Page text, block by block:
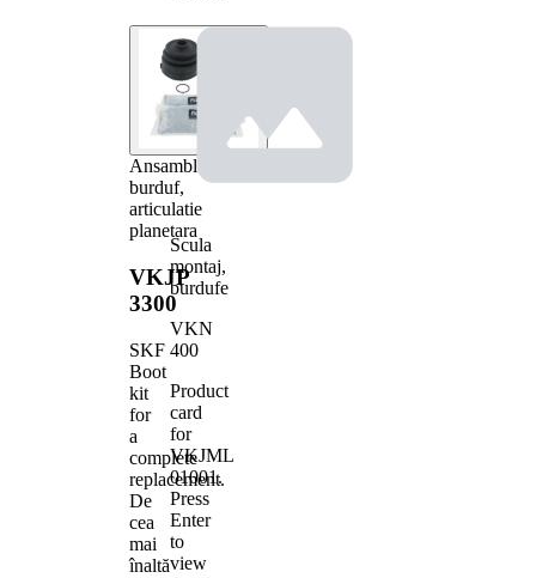
Ansamblu
burduf,
articulatie
planetara
VKJP
3300
SKF
Boot
kit
for
a
complete
replacement.
De
cea
mai
înaltă
Scula
montaj,
burdufe
VKN
400
Product
card
for
VKJML
01001.
Press
Enter
to
view